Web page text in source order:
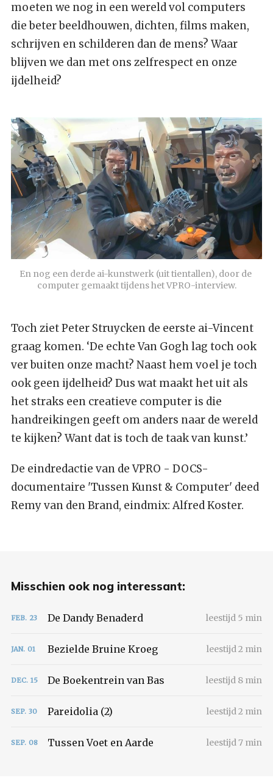
moeten we nog in een wereld vol computers
die beter beeldhouwen, dichten, films maken,
schrijven en schilderen dan de mens? Waar
blijven we dan met ons zelfrespect en onze
ijdelheid?
En nog een derde ai-kunstwerk (uit tientallen), door de
computer gemaakt tijdens het VPRO-interview.
Toch ziet Peter Struycken de eerste ai-Vincent
graag komen. ‘De echte Van Gogh lag toch ook
ver buiten onze macht? Naast hem voel je toch
ook geen ijdelheid? Dus wat maakt het uit als
het straks een creatieve computer is die
handreikingen geeft om anders naar de wereld
te kijken? Want dat is toch de taak van kunst.’
De eindredactie van de VPRO - DOCS-
documentaire 'Tussen Kunst & Computer' deed
Remy van den Brand, eindmix: Alfred Koster.
Misschien ook nog interessant:
FEB. 23 De Dandy Benaderd leestijd 5 min
JAN. 01 Bezielde Bruine Kroeg leestijd 2 min
DEC. 15 De Boekentrein van Bas leestijd 8 min
SEP. 30 Pareidolia (2) leestijd 2 min
SEP. 08 Tussen Voet en Aarde leestijd 7 min